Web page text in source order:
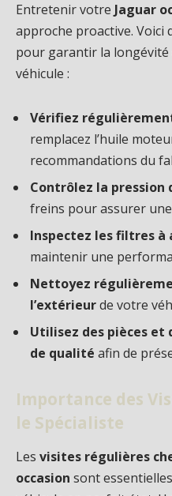
Entretenir votre Jaguar
approche proactive. Voici
pour garantir la
véhicule :
Vérifiez
remplacez l’huile
recommandations du
Contrôlez la pression
freins pour assurer
Inspectez les filtres à
maintenir une
Nettoyez
l’extérieurde votre
Utilisez des pièces et
de qualité afin de
Importance des
le Spécialiste
Les visites régulières
occasion sont